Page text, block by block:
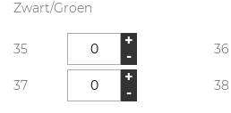
Zwart/Groen
35
+
-
36
37
+
-
38